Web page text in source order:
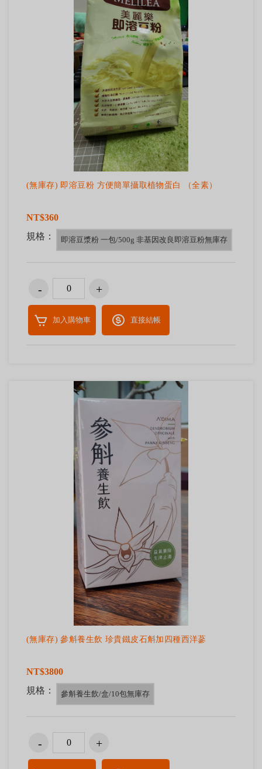
(無庫存) 即溶豆粉 方便簡單攝取植物蛋白 （全素）
NT$360
規格：
即溶豆漿粉 一包/500g 非基因改良即溶豆粉無庫存
加入購物車 直接結帳
(無庫存) 參斛養生飲 珍貴鐵皮石斛加四種西洋蔘
NT$3800
規格：
參斛養生飲/盒/10包無庫存